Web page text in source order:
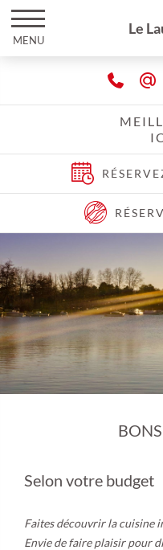
MENU
Le
Selon votre budget
Faites découvrir la cuisine
Envie de faire plaisir pour